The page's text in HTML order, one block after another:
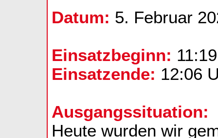
Datum: 5. Februar
Einsatzbeginn:
Einsatzende: 12:06
Ausgangssituation:
Heute wurden wir